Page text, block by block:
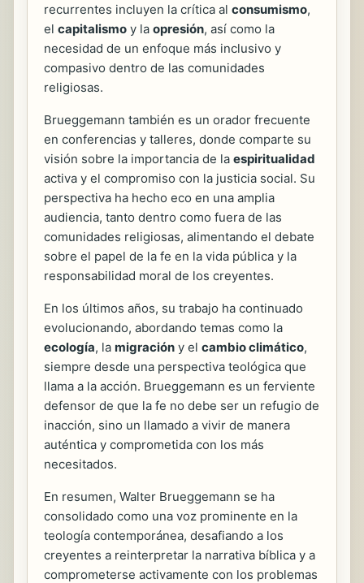
recurrentes incluyen la crítica al consumismo,
el capitalismo y la opresión, así como la
necesidad de un enfoque más inclusivo y
compasivo dentro de las comunidades
religiosas.
Brueggemann también es un orador frecuente
en conferencias y talleres, donde comparte su
visión sobre la importancia de la espiritualidad
activa y el compromiso con la justicia social. Su
perspectiva ha hecho eco en una amplia
audiencia, tanto dentro como fuera de las
comunidades religiosas, alimentando el debate
sobre el papel de la fe en la vida pública y la
responsabilidad moral de los creyentes.
En los últimos años, su trabajo ha continuado
evolucionando, abordando temas como la
ecología, la migración y el cambio climático,
siempre desde una perspectiva teológica que
llama a la acción. Brueggemann es un ferviente
defensor de que la fe no debe ser un refugio de
inacción, sino un llamado a vivir de manera
auténtica y comprometida con los más
necesitados.
En resumen, Walter Brueggemann se ha
consolidado como una voz prominente en la
teología contemporánea, desafiando a los
creyentes a reinterpretar la narrativa bíblica y a
comprometerse activamente con los problemas